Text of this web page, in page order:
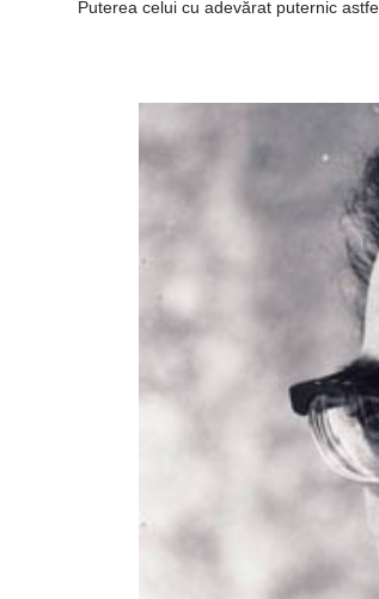
Puterea celui cu adevărat puternic